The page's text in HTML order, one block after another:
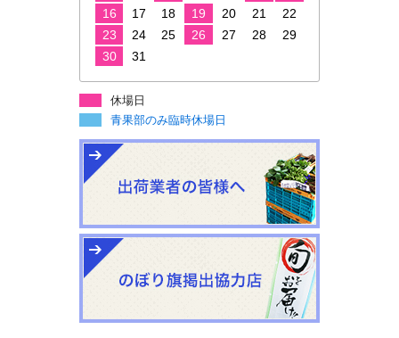
16
17 18 19 20 21
22
23
24 25 26 27 28
29
30
31
休場日
青果部のみ臨時休場日